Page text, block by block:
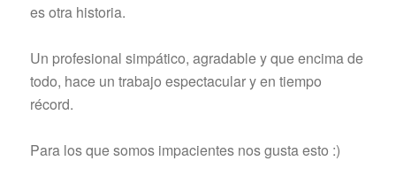
es otra historia.
Un profesional simpático, agradable y que encima de
todo, hace un trabajo espectacular y en tiempo
récord.
Para los que somos impacientes nos gusta esto :)